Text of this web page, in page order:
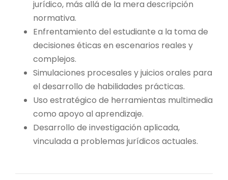
jurídico, más allá de la mera descripción
normativa.
Enfrentamiento del estudiante a la toma de
decisiones éticas en escenarios reales y
complejos.
Simulaciones procesales y juicios orales para
el desarrollo de habilidades prácticas.
Uso estratégico de herramientas multimedia
como apoyo al aprendizaje.
Desarrollo de investigación aplicada,
vinculada a problemas jurídicos actuales.